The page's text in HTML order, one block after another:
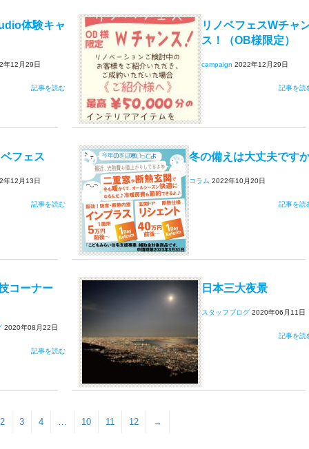
体験キャ
年12月29日
記事を読む
リノベフェスWチャ
ス！（OB様限定）
campaign 2022年12月29日
記事を読
フェス
年12月13日
記事を読む
冬の備えは大丈夫です
コラム 2022年10月20日
記事を読
コーナー
2020年08月22日
記事を読む
日本三大夜景
スタッフブログ 2020年06月11日
記事を読
2 3 4 … 10 11 12 →